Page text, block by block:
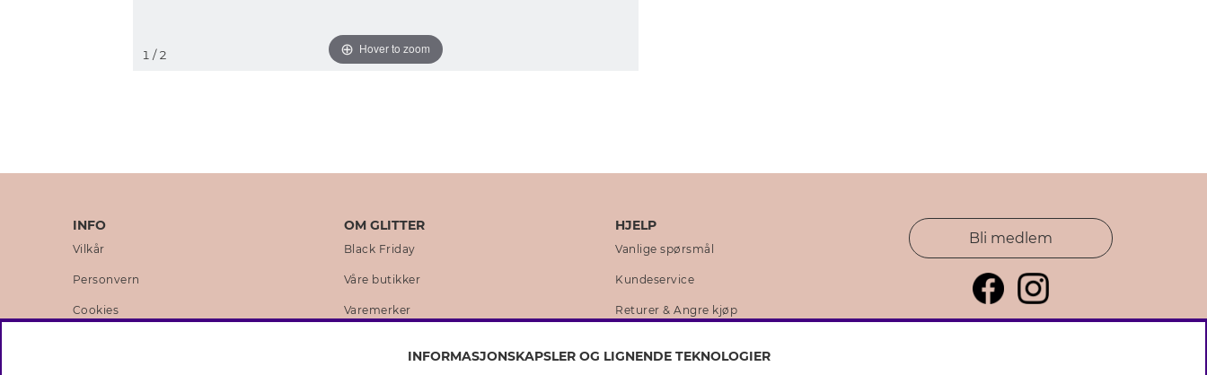
Hover to zoom
1 / 2
INFO
Vilkår
Personvern
Cookies
OM GLITTER
Black Friday
Våre butikker
Varemerker
HJELP
Vanlige spørsmål
Kundeservice
Returer & Angre kjøp
Bli medlem
INFORMASJONSKAPSLER OG LIGNENDE TEKNOLOGIER